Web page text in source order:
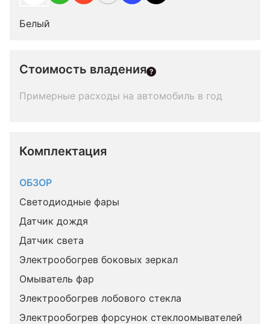
Белый
Стоимость владения
Примерные расходы на автомобиль в год
Комплектация
ОБЗОР
Светодиодные фары
Датчик дождя
Датчик света
Электрообогрев боковых зеркал
Омыватель фар
Электрообогрев лобового стекла
Электрообогрев форсунок стеклоомывателей